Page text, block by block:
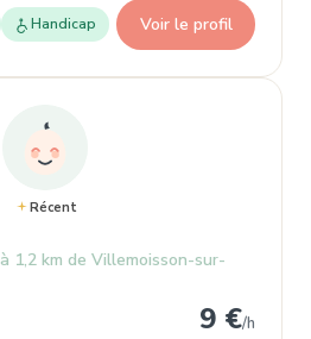
Handicap Voir le profil
Récent
à 1,2 km de Villemoisson-sur-
9 €/h